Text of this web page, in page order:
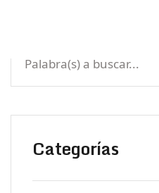
Categorías